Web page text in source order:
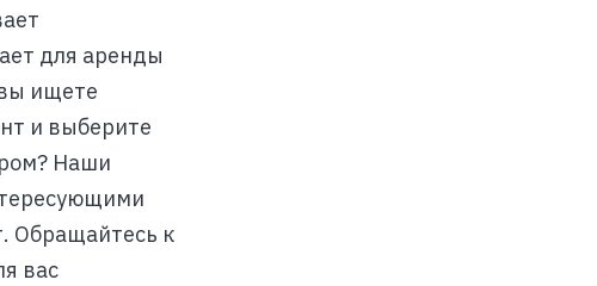
для аренды
ищете
и выберите
Наши
Обращайтесь к
вас